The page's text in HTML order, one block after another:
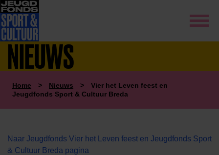
NIEUWS
Home > Nieuws >
Vier het Leven feest en
Jeugdfonds Sport & Cultuur Breda
Naar Jeugdfonds Vier het Leven feest en Jeugdfonds Sport
& Cultuur Breda pagina